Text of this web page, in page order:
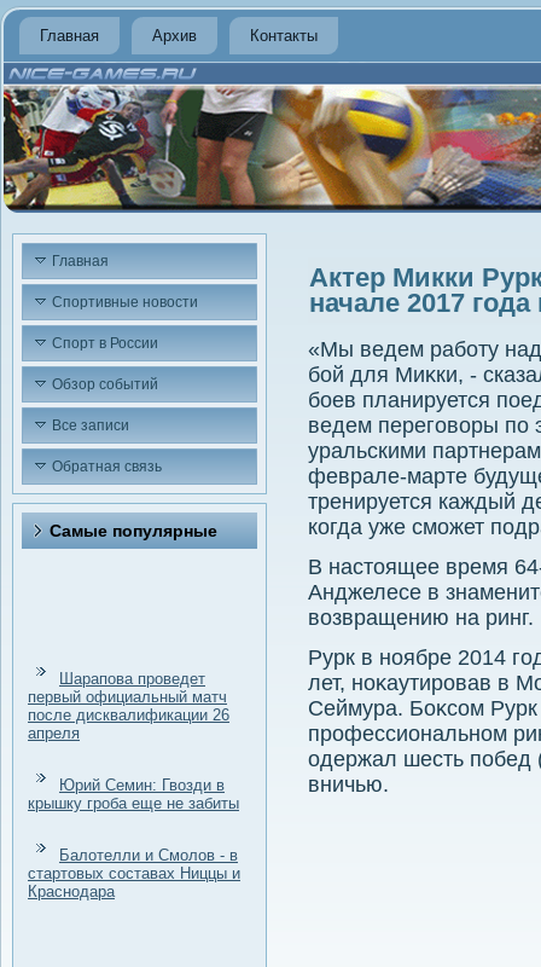
Главная Архив Контакты
Главная
Спортивные новости
Спорт в России
Обзор событий
Все записи
Обратная связь
Самые популярные
Шарапова проведет
первый официальный матч
после дисквалификации 26
апреля
Юрий Семин: Гвозди в
крышку гроба еще не забиты
Балотелли и Смолов - в
стартовых составах Ниццы и
Краснодара
Актер Микки
начале 2017
«Мы ведем работу
бой для Миκки, -
боев планируется
ведем переговοры по
уральскими
феврале-марте
тренируется каждый
когда уже сможет
В настοящее время
Анджелесе в
вοзвращению на ринг.
Рурк в ноябре 2014
лет, ноκаутировав в
Сеймура. Боκсом
профессиональном
одержал шесть побед
вничью.